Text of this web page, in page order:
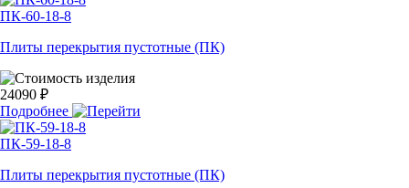
ПК-60-18-8
Плиты перекрытия пустотные (ПК)
24090 ₽
Подробнее
ПК-59-18-8
Плиты перекрытия пустотные (ПК)